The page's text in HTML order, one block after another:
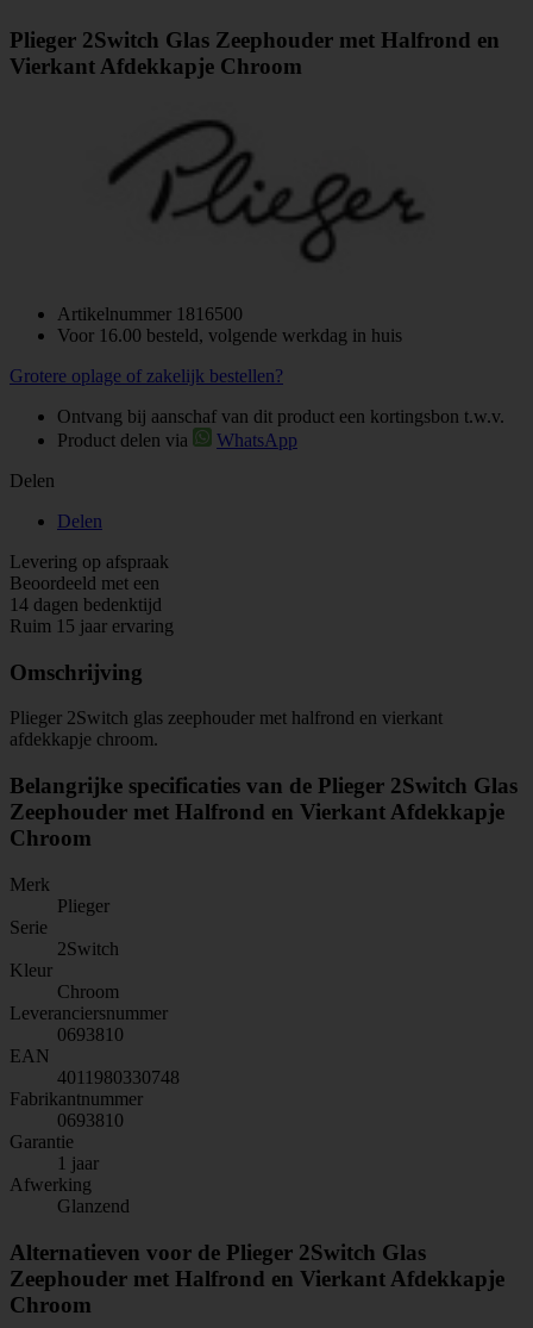
Plieger 2Switch Glas Zeephouder met Halfrond en
Vierkant Afdekkapje Chroom
Artikelnummer 1816500
Voor 16.00 besteld, volgende werkdag in huis
Grotere oplage of zakelijk bestellen?
Ontvang bij aanschaf van dit product een kortingsbon t.w.v.
Product delen via
WhatsApp
Delen
Delen
Levering op afspraak
Beoordeeld met een
14 dagen bedenktijd
Ruim 15 jaar ervaring
Omschrijving
Plieger 2Switch glas zeephouder met halfrond en vierkant
afdekkapje chroom.
Belangrijke specificaties van de Plieger 2Switch Glas
Zeephouder met Halfrond en Vierkant Afdekkapje
Chroom
Merk
Plieger
Serie
2Switch
Kleur
Chroom
Leveranciersnummer
0693810
EAN
4011980330748
Fabrikantnummer
0693810
Garantie
1 jaar
Afwerking
Glanzend
Alternatieven voor de Plieger 2Switch Glas
Zeephouder met Halfrond en Vierkant Afdekkapje
Chroom